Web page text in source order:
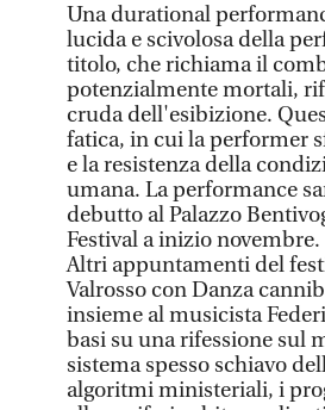
Una durational
lucida e scivolosa della
titolo, che richiama il
potenzialmente mortali,
cruda dell'esibizione.
fatica, in cui la performer
e la resistenza della
umana. La performance
debutto al Palazzo
Festival a inizio novembre.
Altri appuntamenti del
Valrosso con Danza
insieme al musicista
basi su una rifessione sul
sistema spesso schiavo
algoritmi ministeriali, i